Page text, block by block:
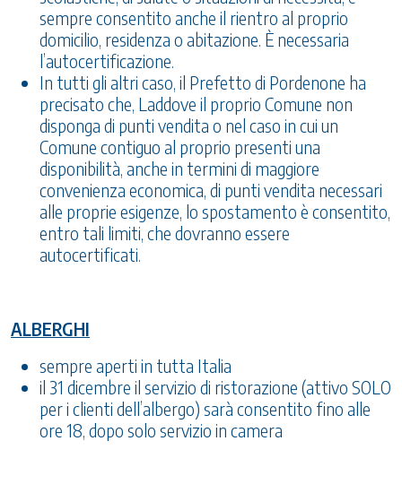
sempre consentito anche il rientro al proprio
domicilio, residenza o abitazione. È necessaria
l’autocertificazione.
In tutti gli altri caso, il Prefetto di Pordenone ha
precisato che, Laddove il proprio Comune non
disponga di punti vendita o nel caso in cui un
Comune contiguo al proprio presenti una
disponibilità, anche in termini di maggiore
convenienza economica, di punti vendita necessari
alle proprie esigenze, lo spostamento è consentito,
entro tali limiti, che dovranno essere
autocertificati.
ALBERGHI
sempre aperti in tutta Italia
il 31 dicembre il servizio di ristorazione (attivo SOLO
per i clienti dell’albergo) sarà consentito fino alle
ore 18, dopo solo servizio in camera